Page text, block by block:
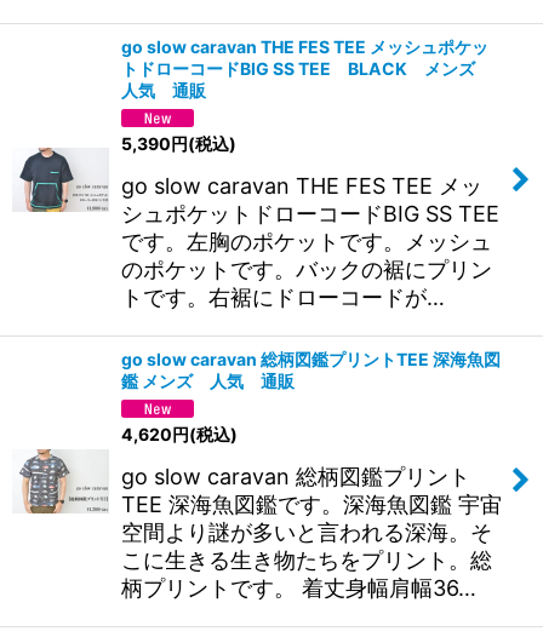
go slow caravan THE FES TEE メッシュポケッ
トドローコードBIG SS TEE BLACK メンズ
人気 通販
5,390円(税込)
go slow caravan THE FES TEE メッ
シュポケットドローコードBIG SS TEE
です。左胸のポケットです。メッシュ
のポケットです。バックの裾にプリン
トです。右裾にドローコードが…
go slow caravan 総柄図鑑プリントTEE 深海魚図
鑑 メンズ 人気 通販
4,620円(税込)
go slow caravan 総柄図鑑プリント
TEE 深海魚図鑑です。深海魚図鑑 宇宙
空間より謎が多いと言われる深海。そ
こに生きる生き物たちをプリント。総
柄プリントです。 着丈身幅肩幅36…